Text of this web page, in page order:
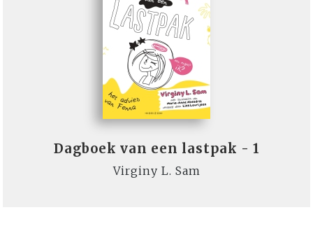
Dagboek van een lastpak - 1
Virginy L. Sam